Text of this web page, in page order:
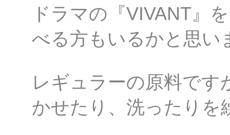
ドラマの『VIVANT』
べる方もいるかと思い
レギュラーの原料です
かせたり、洗ったりを